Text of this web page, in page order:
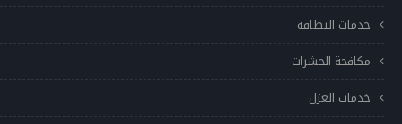
خدمات النظافه
مكافحة الحشرات
خدمات العزل